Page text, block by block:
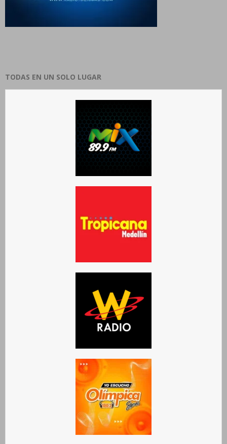
TODAS EN UN SOLO LUGAR